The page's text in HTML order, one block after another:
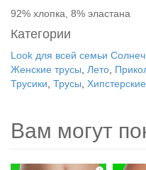
92% хлопка, 8% эластана
Категории
Look для всей семьи
Женские трусы
Лето
Трусики Трусы Хипстерские
Вам могут